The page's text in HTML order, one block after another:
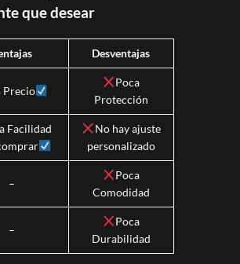
que desear
Desventajas
Precio
Poca
Protección
Facilidad
No hay ajuste
personalizado
–
Poca
Comodidad
–
Poca
Durabilidad